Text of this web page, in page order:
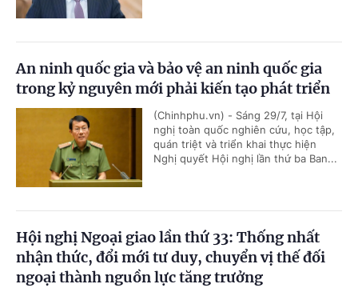
An ninh quốc gia và bảo vệ an ninh quốc gia
trong kỷ nguyên mới phải kiến tạo phát triển
(Chinhphu.vn) - Sáng 29/7, tại Hội
nghị toàn quốc nghiên cứu, học tập,
quán triệt và triển khai thực hiện
Nghị quyết Hội nghị lần thứ ba Ban...
Hội nghị Ngoại giao lần thứ 33: Thống nhất
nhận thức, đổi mới tư duy, chuyển vị thế đối
ngoại thành nguồn lực tăng trưởng